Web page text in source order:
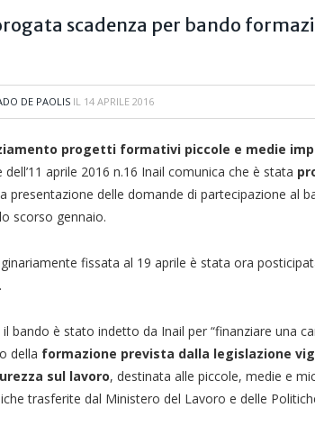
scadenza per bando
DE PAOLIS IL 14 APRILE 2016
progetti formativi piccole e medie
aprile 2016 n.16 Inail comunica che è stata
presentazione delle domande di partecipazione al
scorso gennaio.
fissata al 19 aprile è stata ora
.
bando è stato indetto da Inail per “finanziare una
della formazione prevista dalla legislazione
sul lavoro, destinata alle piccole, medie e
trasferite dal Ministero del Lavoro e delle